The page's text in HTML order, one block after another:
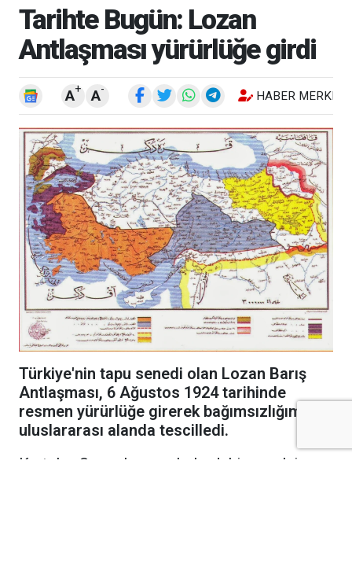
Tarihte Bugün: Lozan
Antlaşması yürürlüğe girdi
A+ A- HABER MERKEZI
Türkiye'nin tapu senedi olan Lozan Barış
Antlaşması, 6 Ağustos 1924 tarihinde
resmen yürürlüğe girerek bağımsızlığımızı
uluslararası alanda tescilledi.
Kurtuluş Savaşı'nın cephelerdeki emsalsiz